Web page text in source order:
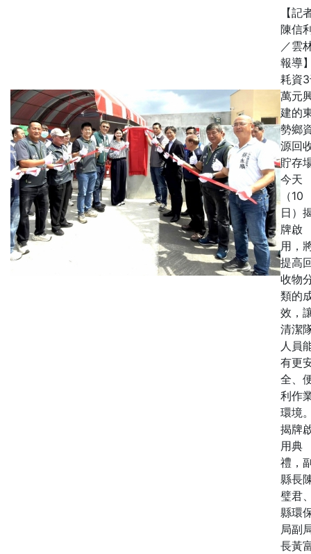
【記
陳信
／雲
報導
耗資
萬元
建的
勢鄉
源回
貯存
今天
（10
日）
牌啟
用，
提高
收物
類的
效，
清潔
人員
有更
全、
利作
環境
揭牌
用典
禮，
縣長
璧君
縣環
局副
長黃